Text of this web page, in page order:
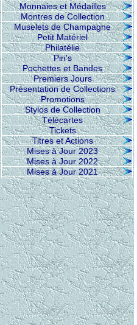
Monnaies et Médailles
Montres de Collection
Muselets de Champagne
Petit Matériel
Philatélie
Pin's
Pochettes et Bandes
Premiers Jours
Présentation de Collections
Promotions
Stylos de Collection
Télécartes
Tickets
Titres et Actions
Mises à Jour 2023
Mises à Jour 2022
Mises à Jour 2021